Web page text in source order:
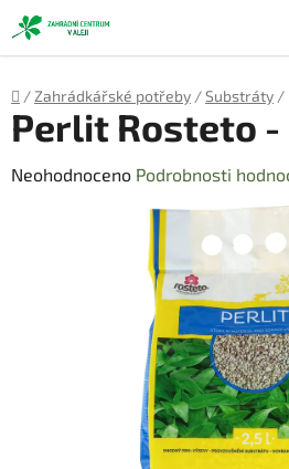
Přejít
na
obsah
Domů
/ Zahrádkářské potřeby /Substráty /
Perlit Rosteto -
Průměrné
Neohodnoceno Podrobnosti